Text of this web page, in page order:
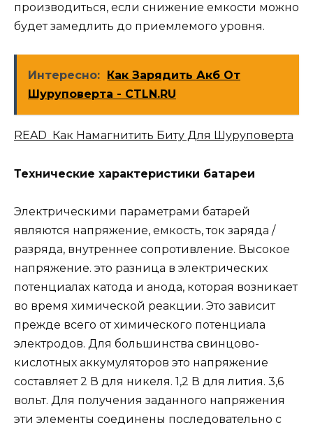
производиться, если снижение емкости можно
будет замедлить до приемлемого уровня.
Интересно:
Как Зарядить Акб От
Шуруповерта - CTLN.RU
READ Как Намагнитить Биту Для Шуруповерта
Технические характеристики батареи
Электрическими параметрами батарей
являются напряжение, емкость, ток заряда /
разряда, внутреннее сопротивление. Высокое
напряжение. это разница в электрических
потенциалах катода и анода, которая возникает
во время химической реакции. Это зависит
прежде всего от химического потенциала
электродов. Для большинства свинцово-
кислотных аккумуляторов это напряжение
составляет 2 В для никеля. 1,2 В для лития. 3,6
вольт. Для получения заданного напряжения
эти элементы соединены последовательно с